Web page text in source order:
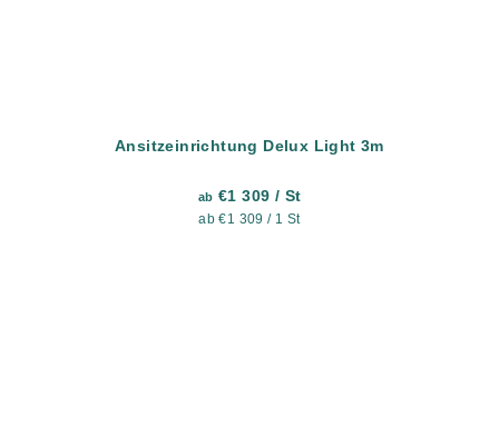
Ansitzeinrichtung Delux Light 3m
ab €1 309 / St
Verkaufspreis:
ab €1 309 / 1 St